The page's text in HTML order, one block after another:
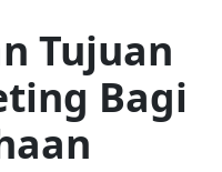
Tujuan
Bagi